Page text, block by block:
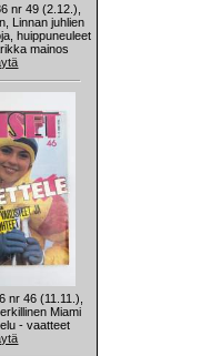
nr 49 (2.12.),
Linnan juhlien
huippuneuleet
mainos
nr 46 (11.11.),
Miami
- vaatteet